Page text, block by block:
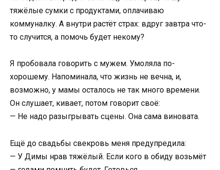
тяжёлые сумки с продуктами, оплачиваю
коммуналку. А внутри растёт страх: вдруг завтра что-
то случится, а помочь будет некому?
Я пробовала говорить с мужем. Умоляла по-
хорошему. Напоминала, что жизнь не вечна, и,
возможно, у мамы осталось не так много времени.
Он слушает, кивает, потом говорит своё:
— Не надо разыгрывать сцены. Она сама виновата.
Ещё до свадьбы свекровь меня предупредила:
— У Димы нрав тяжёлый. Если кого в обиду возьмёт